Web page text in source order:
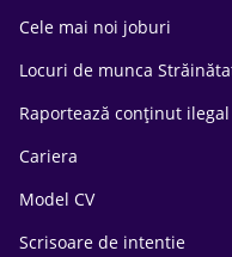
Cele mai noi joburi
Locuri de munca
Raportează conținut ilegal
Cariera
Model CV
Scrisoare de intentie